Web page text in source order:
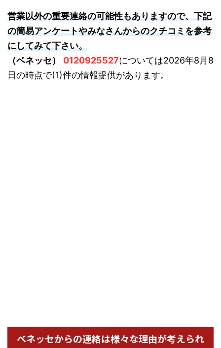
営業以外の重要連絡の可能性もありますので、下記
の簡易アンケートやみなさんからのクチコミを参考
にしてみて下さい。
（ベネッセ）
0120925527については2026年8月8
日の時点で(1)件の情報提供があります。
ベネッセからの連絡は様々な理由が考えられ